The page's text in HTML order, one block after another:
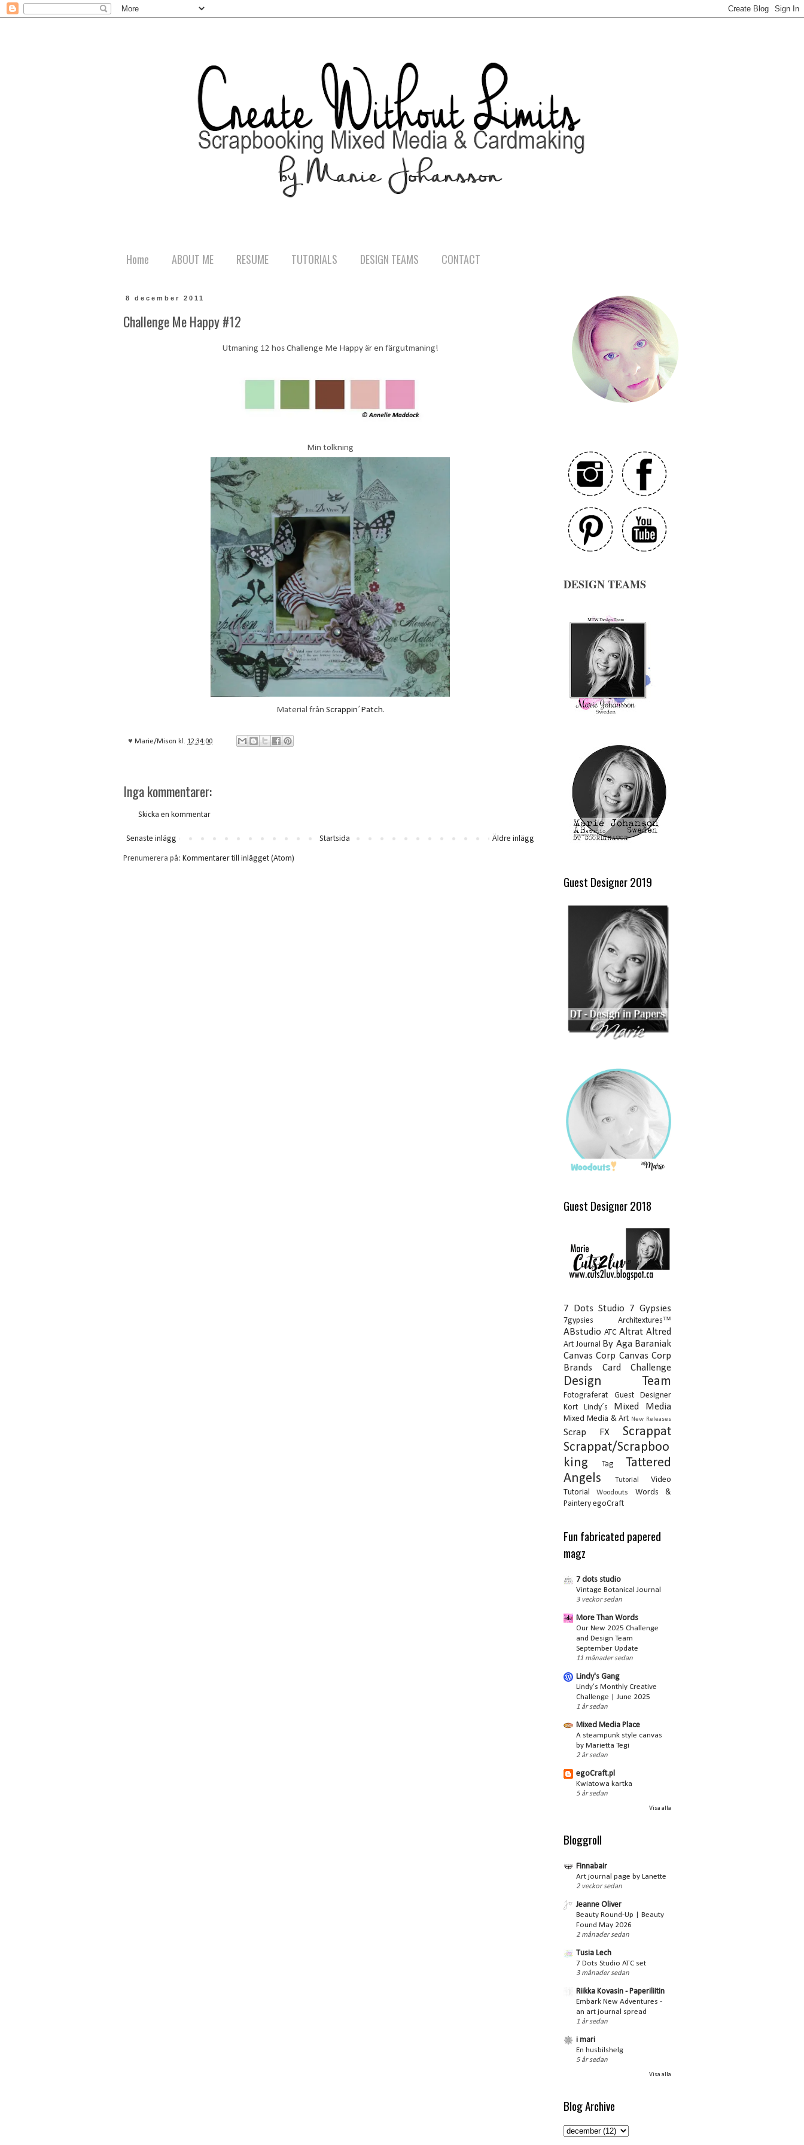
Home ABOUT ME RESUME TUTORIALS DESIGN TEAMS CONTACT
8 december 2011
Challenge Me Happy #12
Utmaning 12 hos Challenge Me Happy är en färgutmaning!
Min tolkning
Material från Scrappin´Patch.
♥ Marie/Mison kl. 12:34:00
Inga kommentarer:
Skicka en kommentar
Senaste inlägg Äldre inlägg
Startsida
Prenumerera på: Kommentarer till inlägget (Atom)
DESIGN TEAMS
Guest Designer 2019
Guest Designer 2018
7 Dots Studio 7 Gypsies
7gypsies Architextures™
ABstudio ATC Altrat Altred
Art Journal
By Aga Baraniak
Canvas Corp Canvas Corp
Brands
Card Challenge
Design Team
Fotograferat
Guest Designer
Kort
Lindy´s Mixed Media
Mixed Media & Art New Releases
Scrap FX
Scrappat
Scrappat/Scrapboo
king
Tag
Tattered
Angels
Tutorial
Video
Tutorial
Woodouts
Words &
Paintery egoCraft
Fun fabricated papered
magz
7 dots studio
Vintage Botanical Journal
3 veckor sedan
More Than Words
Our New 2025 Challenge
and Design Team
September Update
11 månader sedan
Lindy's Gang
Lindy’s Monthly Creative
Challenge | June 2025
1 år sedan
Mixed Media Place
A steampunk style canvas
by Marietta Tegi
2 år sedan
egoCraft.pl
Kwiatowa kartka
5 år sedan
Visa alla
Bloggroll
Finnabair
Art journal page by Lanette
2 veckor sedan
Jeanne Oliver
Beauty Round-Up | Beauty
Found May 2026
2 månader sedan
Tusia Lech
7 Dots Studio ATC set
3 månader sedan
Riikka Kovasin - Paperiliitin
Embark New Adventures -
an art journal spread
1 år sedan
i mari
En husbilshelg
5 år sedan
Visa alla
Blog Archive